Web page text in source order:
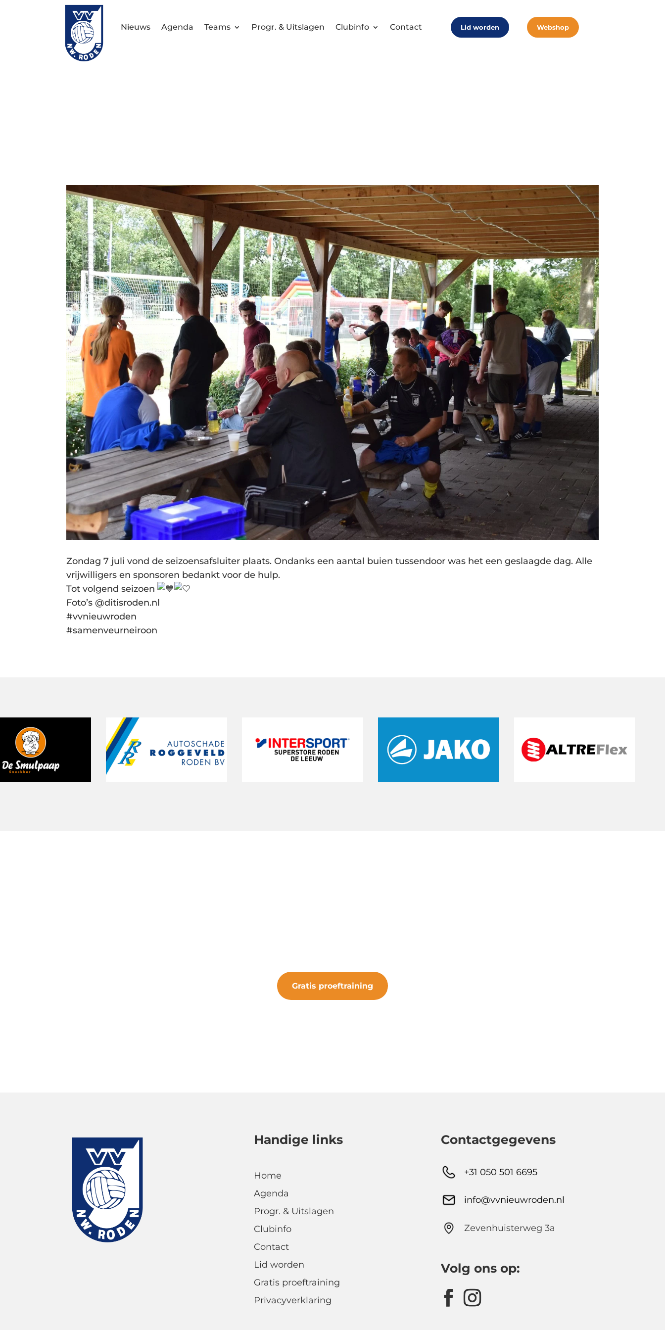
Nieuws Agenda Teams Progr. & Uitslagen Clubinfo Contact Lid worden Webshop
Zondag 7 juli vond de seizoensafsluiter plaats. Ondanks een aantal buien tussendoor was het een geslaagde dag. Alle
vrijwilligers en sponsoren bedankt voor de hulp.
Tot volgend seizoen
Foto’s@ditisroden.nl
#vvnieuwroden
#samenveurneiroon
Gratis proeftraining
Handige links
Home
Agenda
Progr. & Uitslagen
Clubinfo
Contact
Lid worden
Gratis proeftraining
Privacyverklaring
Contactgegevens
+31 050 501 6695
info@vvnieuwroden.nl
Zevenhuisterweg 3a
Volg ons op: